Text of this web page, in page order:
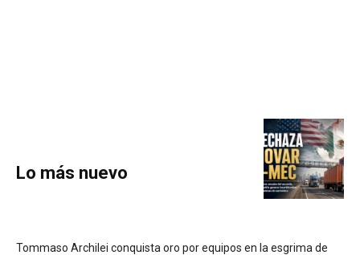
Lo más nuevo
Tommaso Archilei conquista oro por equipos en la esgrima de